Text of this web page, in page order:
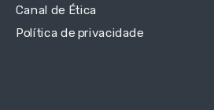
Canal de Ética
Política de privacidade